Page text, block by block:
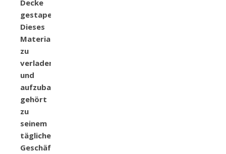
Decke
gestapelt.
Dieses
Material
zu
verladen
und
aufzubauen
gehört
zu
seinem
täglichem
Geschäft.